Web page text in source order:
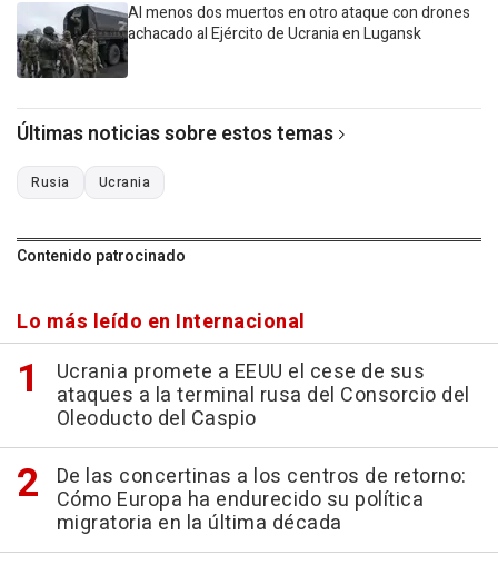
Al menos dos muertos en otro ataque con drones
achacado al Ejército de Ucrania en Lugansk
Últimas noticias sobre estos temas
Rusia Ucrania
Contenido patrocinado
Lo más leído en Internacional
Ucrania promete a EEUU el cese de sus
ataques a la terminal rusa del Consorcio del
Oleoducto del Caspio
De las concertinas a los centros de retorno:
Cómo Europa ha endurecido su política
migratoria en la última década